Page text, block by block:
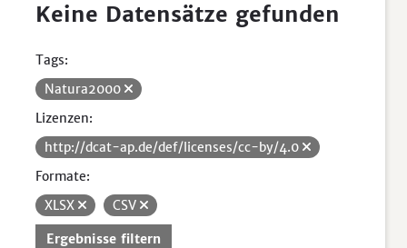
Keine Datensätze gefunden
Tags:
Natura2000
Lizenzen:
http://dcat-ap.de/def/licenses/cc-by/4.0
Formate:
XLSX
CSV
Ergebnisse filtern